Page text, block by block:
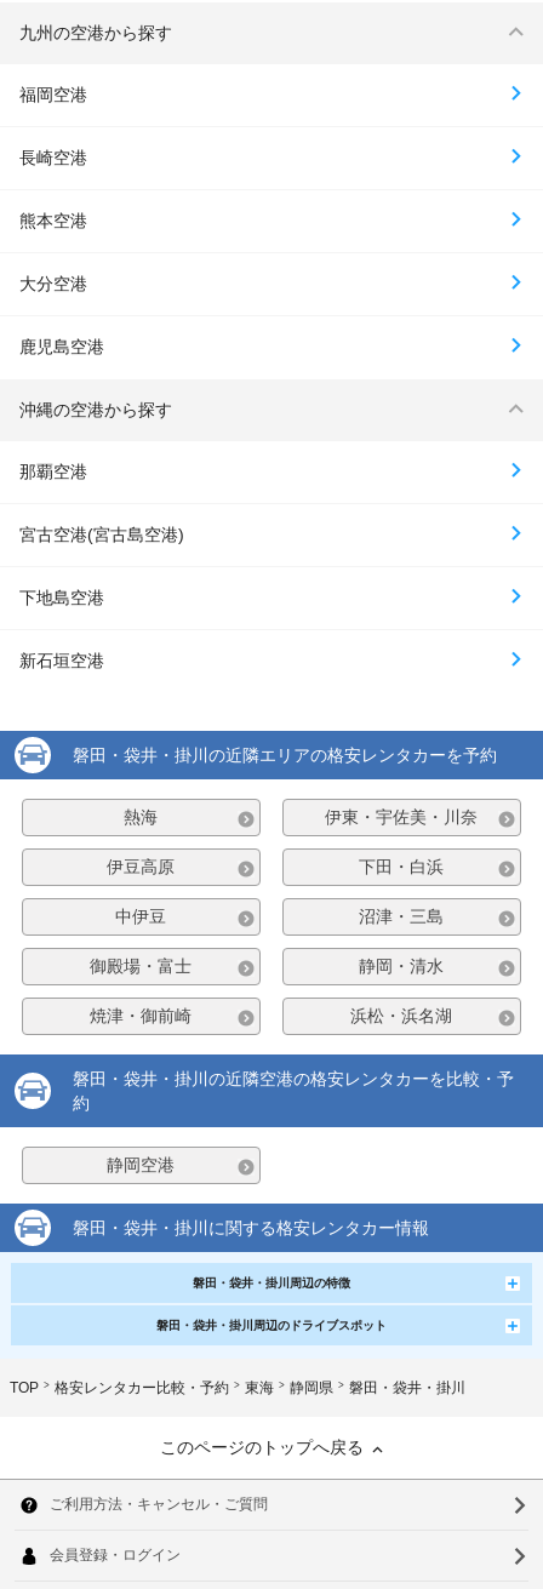
九州の空港から探す
福岡空港
長崎空港
熊本空港
大分空港
鹿児島空港
沖縄の空港から探す
那覇空港
宮古空港(宮古島空港)
下地島空港
新石垣空港
磐田・袋井・掛川の近隣エリアの格安レンタカーを予約
熱海 伊東・宇佐美・川奈
伊豆高原 下田・白浜
中伊豆 沼津・三島
御殿場・富士 静岡・清水
焼津・御前崎 浜松・浜名湖
磐田・袋井・掛川の近隣空港の格安レンタカーを比較・予
約
静岡空港
磐田・袋井・掛川に関する格安レンタカー情報
磐田・袋井・掛川周辺の特徴
磐田・袋井・掛川周辺のドライブスポット
TOP 格安レンタカー比較・予約 東海 静岡県 磐田・袋井・掛川
このページのトップへ戻る